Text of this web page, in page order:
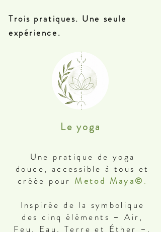
Trois pratiques. Une seule
expérience.
Le yoga
Une pratique de yoga
douce, accessible à tous et
créée pour Metod Maya© .
Inspirée de la symbolique
des cinq éléments – Air,
Feu, Eau, Terre et Éther –,